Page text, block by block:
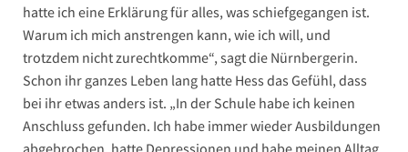
hatte ich eine Erklärung für alles, was schiefgegangen ist.
Warum ich mich anstrengen kann, wie ich will, und
trotzdem nicht zurechtkomme“, sagt die Nürnbergerin.
Schon ihr ganzes Leben lang hatte Hess das Gefühl, dass
bei ihr etwas anders ist. „In der Schule habe ich keinen
Anschluss gefunden. Ich habe immer wieder Ausbildungen